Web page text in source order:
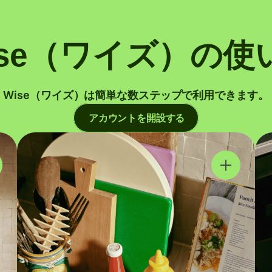
（ワイズ）の使
Wise（ワイズ）は簡単な数ステップで利用できます。
アカウントを開設する